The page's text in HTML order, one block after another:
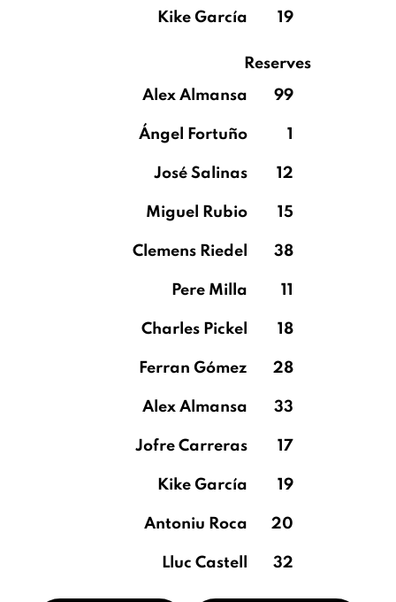
Kike García 19
Reserves
Alex Almansa
99
Ángel Fortuño 1
José Salinas 12
Miguel Rubio 15
Clemens Riedel 38
Pere Milla 11
Charles Pickel 18
Ferran Gómez 28
Alex Almansa 33
Jofre Carreras 17
Kike García 19
Antoniu Roca 20
Lluc Castell 32